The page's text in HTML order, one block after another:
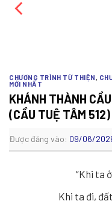
CHƯƠNG TRÌNH TỪ THIỆN,
MỚI NHẤT
KHÁNH THÀNH
(CẦU TUỆ TÂM
Được đăng vào: 09/06/
“Khi ta
Khi ta đi,